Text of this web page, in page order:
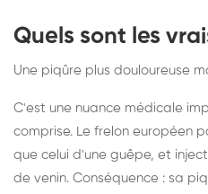
Quels sont les
Une piqûre plus douloureuse
C'est une nuance médicale
comprise. Le frelon européen
que celui d'une guêpe, et
de venin. Conséquence : sa